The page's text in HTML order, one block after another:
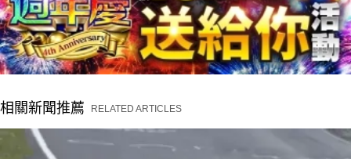
相關新聞推薦 RELATED ARTICLES